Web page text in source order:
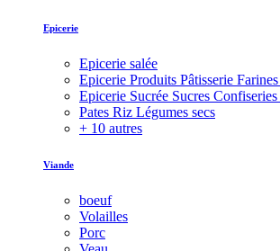
Epicerie
Epicerie salée
Epicerie Produits Pâtisserie
Epicerie Sucrée Sucres
Pates Riz Légumes secs
+ 10 autres
Viande
boeuf
Volailles
Porc